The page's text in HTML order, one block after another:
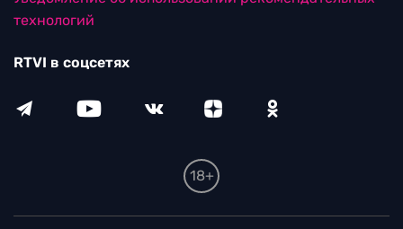
технологий
RTVI в соцсетях
18+